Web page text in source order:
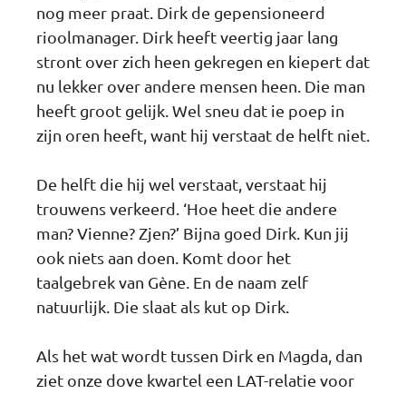
nog meer praat. Dirk de gepensioneerd
rioolmanager. Dirk heeft veertig jaar lang
stront over zich heen gekregen en kiepert dat
nu lekker over andere mensen heen. Die man
heeft groot gelijk. Wel sneu dat ie poep in
zijn oren heeft, want hij verstaat de helft niet.
De helft die hij wel verstaat, verstaat hij
trouwens verkeerd. ‘Hoe heet die andere
man? Vienne? Zjen?’ Bijna goed Dirk. Kun jij
ook niets aan doen. Komt door het
taalgebrek van Gène. En de naam zelf
natuurlijk. Die slaat als kut op Dirk.
Als het wat wordt tussen Dirk en Magda, dan
ziet onze dove kwartel een LAT-relatie voor